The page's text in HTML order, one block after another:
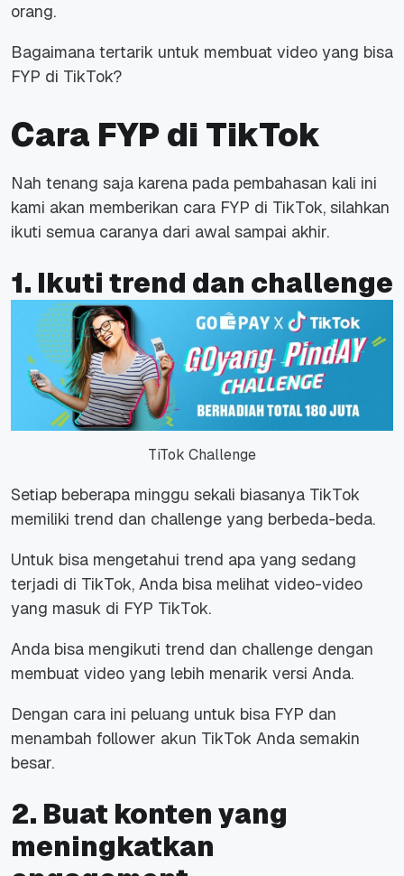
orang.
Bagaimana tertarik untuk membuat video yang bisa
FYP di TikTok?
Cara FYP di TikTok
Nah tenang saja karena pada pembahasan kali ini
kami akan memberikan cara FYP di TikTok, silahkan
ikuti semua caranya dari awal sampai akhir.
1. Ikuti trend dan challenge
TiTok Challenge
Setiap beberapa minggu sekali biasanya TikTok
memiliki trend dan challenge yang berbeda-beda.
Untuk bisa mengetahui trend apa yang sedang
terjadi di TikTok, Anda bisa melihat video-video
yang masuk di FYP TikTok.
Anda bisa mengikuti trend dan challenge dengan
membuat video yang lebih menarik versi Anda.
Dengan cara ini peluang untuk bisa FYP dan
menambah follower akun TikTok Anda semakin
besar.
2. Buat konten yang
meningkatkan